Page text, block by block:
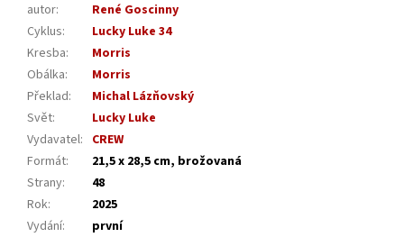
autor:
René Goscinny
Cyklus:
Lucky Luke 34
Kresba:
Morris
Obálka:
Morris
Překlad:
Michal Lázňovský
Svět:
Lucky Luke
Vydavatel: CREW
Formát:
21,5 x 28,5 cm, brožovaná
Strany:
48
Rok:
2025
Vydání:
první